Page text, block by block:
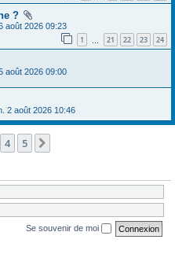
?
août 2026 09:23
1 21 22 23 24
août 2026 09:00
2 août 2026 10:46
4 5
Se souvenir de moi